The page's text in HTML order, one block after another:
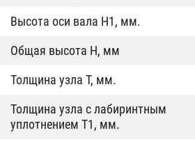
Высота оси вала H1, мм.
Общая высота H, мм
Толщина узла T, мм.
Толщина узла с лабиринтным
уплотнением Т1, мм.